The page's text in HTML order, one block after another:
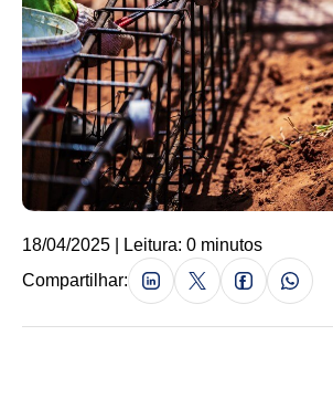
18/04/2025 | Leitura: 0 minutos
Compartilhar: